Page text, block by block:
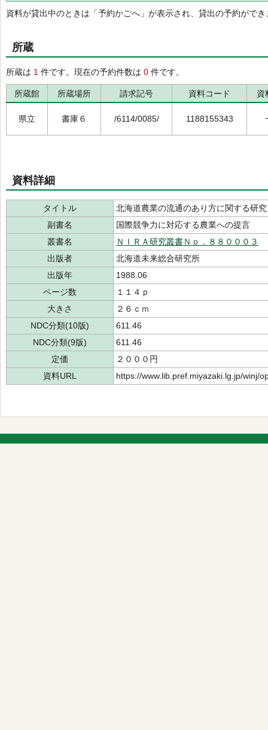
資料が貸出中のときは「予約かごへ」が表示され、貸出の予約ができ
所蔵
所蔵は 1 件です。現在の予約件数は 0 件です。
所蔵館 所蔵場所 請求記号 資料コード 資
県立 書庫６ /6114/0085/ 1188155343
資料詳細
タイトル
北海道農業の流通のあり方に関する研究
副書名
国際競争力に対応する農業への提言
叢書名
ＮＩＲＡ研究叢書Ｎｏ．８８０００３
出版者
北海道未来総合研究所
出版年
1988.06
ページ数
１１４ｐ
大きさ
２６ｃｍ
NDC分類(10版)
611.46
NDC分類(9版)
611.46
定価
２０００円
資料URL
https://www.lib.pref.miyazaki.lg.jp/winj/